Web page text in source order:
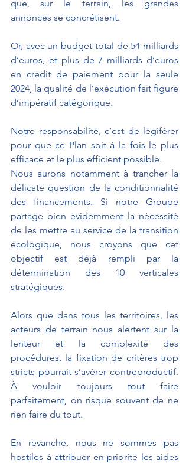
que, sur le terrain, les grandes
annonces se concrétisent.
Or, avec un budget total de 54 milliards
d’euros, et plus de 7 milliards d’euros
en crédit de paiement pour la seule
2024, la qualité de l’exécution fait figure
d’impératif catégorique.
Notre responsabilité, c’est de légiférer
pour que ce Plan soit à la fois le plus
efficace et le plus efficient possible.
Nous aurons notamment à trancher la
délicate question de la conditionnalité
des financements. Si notre Groupe
partage bien évidemment la nécessité
de les mettre au service de la transition
écologique, nous croyons que cet
objectif est déjà rempli par la
détermination des 10 verticales
stratégiques.
Alors que dans tous les territoires, les
acteurs de terrain nous alertent sur la
lenteur et la complexité des
procédures, la fixation de critères trop
stricts pourrait s’avérer contreproductif.
À vouloir toujours tout faire
parfaitement, on risque souvent de ne
rien faire du tout.
En revanche, nous ne sommes pas
hostiles à attribuer en priorité les aides